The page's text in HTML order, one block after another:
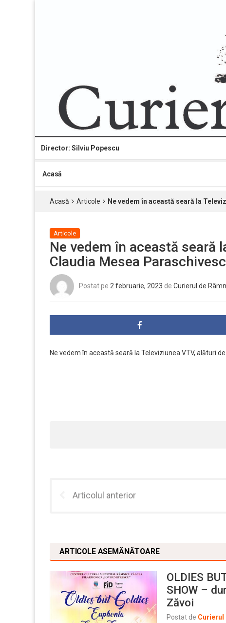
Director: Silviu Popescu
Acasă
Acasă Articole Ne vedem în această seară la
Articole
Ne vedem în această seară
Claudia Mesea
Postat pe 2 februarie, 2023 de Curierul de
Ne vedem în această seară la Televiziunea VTV, alături
Articolul anterior
ARTICOLE ASEMĂNĂTOARE
OLDIES
SHOW –
Zăvoi
Postat de Curierul